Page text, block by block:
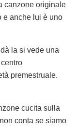
canzone originale
e anche lui è uno
la si vede una
premestruale.
cucita sulla
conta se siamo